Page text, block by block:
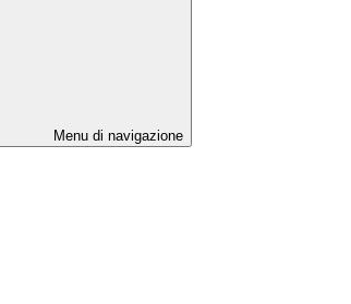
Menu di navigazione